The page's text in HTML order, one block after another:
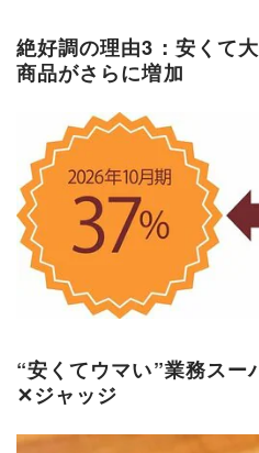
絶好調の理由3：安くて
商品がさらに増加
“安くてウマい”業務ス
✕ジャッジ